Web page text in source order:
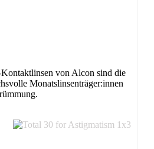
von Alcon sind die
Monatslinsenträger:innen